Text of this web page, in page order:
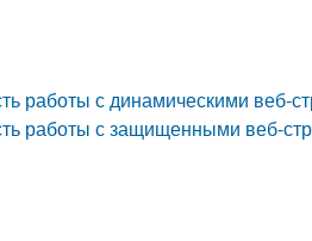
работы с динамическими веб-
работы с защищенными веб-